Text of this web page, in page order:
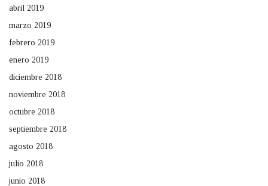
abril 2019
marzo 2019
febrero 2019
enero 2019
diciembre 2018
noviembre 2018
octubre 2018
septiembre 2018
agosto 2018
julio 2018
junio 2018